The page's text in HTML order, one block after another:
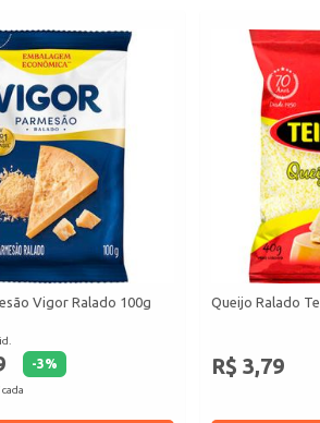
Vigor Ralado 100g
-3%
Queijo Ralado
R$ 3,79